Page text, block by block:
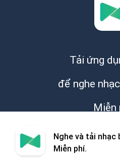
Tải ứng
để nghe
Miễn
Nghe và tải nhạc
Miễn phí.